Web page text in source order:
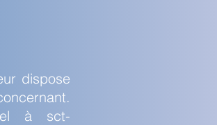
dispose
à sct-